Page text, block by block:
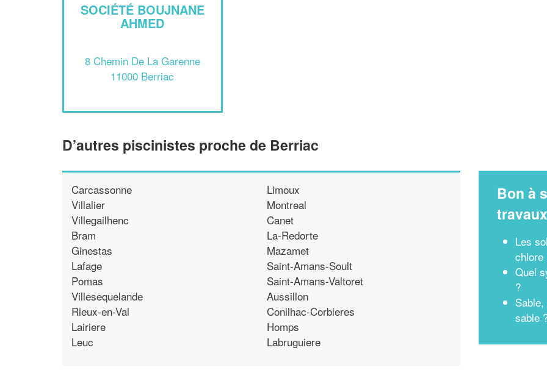
SOCIÉTÉ BOUJNANE
AHMED
8 Chemin De La Garenne
11000 Berriac
D’autres piscinistes proche de Berriac
Carcassonne
Villalier
Villegailhenc
Bram
Ginestas
Lafage
Pomas
Villesequelande
Rieux-en-Val
Lairiere
Leuc
Limoux
Montreal
Canet
La-Redorte
Mazamet
Saint-Amans-Soult
Saint-Amans-Valtoret
Aussillon
Conilhac-Corbieres
Homps
Labruguiere
Bon à
travaux
Les
chlore
Quel
?
sable